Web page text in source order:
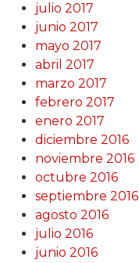
julio 2017
junio 2017
mayo 2017
abril 2017
marzo 2017
febrero 2017
enero 2017
diciembre 2016
noviembre 2016
octubre 2016
septiembre 2016
agosto 2016
julio 2016
junio 2016